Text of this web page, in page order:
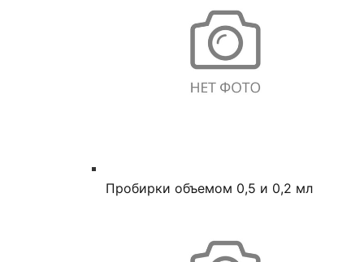
Пробирки объемом 0,5 и 0,2 мл